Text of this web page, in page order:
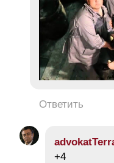
Ответить
+4